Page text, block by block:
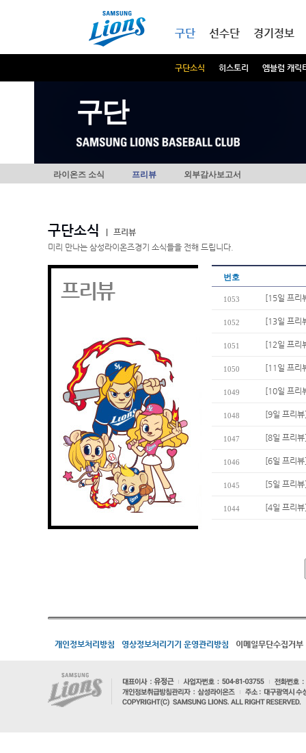
구단
구단소식 히스토리 엠블럼 캐릭
선수단 경기정보
구단
라이온즈 소식 프리뷰 외부감사보고서
구단소식
프리뷰
미리 만나는 삼성라이온즈경기 소식들을 전해 드립니다.
프리뷰
번호
1053 [15일 프리
1052 [13일 프리
1051 [12일 프리
1050 [11일 프리
1049 [10일 프리
1048 [9일 프리
1047 [8일 프리
1046 [6일 프리
1045 [5일 프리
1044 [4일 프리
개인정보처리방침 영상정보처리기기 운영관리방침 이메일무단수집거부